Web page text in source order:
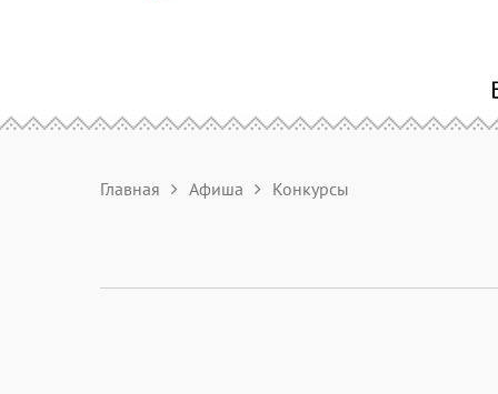
Главная Афиша Конкурсы